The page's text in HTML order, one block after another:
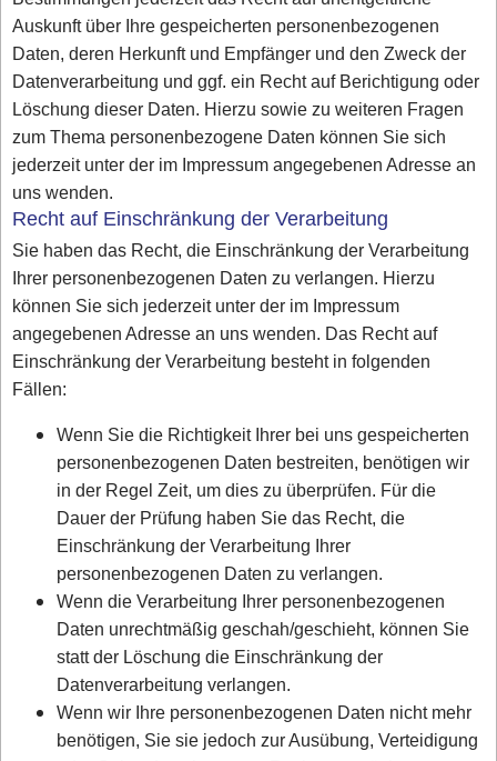
Auskunft über Ihre gespeicherten personenbezogenen
Daten, deren Herkunft und Empfänger und den Zweck der
Datenverarbeitung und ggf. ein Recht auf Berichtigung oder
Löschung dieser Daten. Hierzu sowie zu weiteren Fragen
zum Thema personenbezogene Daten können Sie sich
jederzeit unter der im Impressum angegebenen Adresse an
uns wenden.
Recht auf Einschränkung der Verarbeitung
Sie haben das Recht, die Einschränkung der Verarbeitung
Ihrer personenbezogenen Daten zu verlangen. Hierzu
können Sie sich jederzeit unter der im Impressum
angegebenen Adresse an uns wenden. Das Recht auf
Einschränkung der Verarbeitung besteht in folgenden
Fällen:
Wenn Sie die Richtigkeit Ihrer bei uns gespeicherten
personenbezogenen Daten bestreiten, benötigen wir
in der Regel Zeit, um dies zu überprüfen. Für die
Dauer der Prüfung haben Sie das Recht, die
Einschränkung der Verarbeitung Ihrer
personenbezogenen Daten zu verlangen.
Wenn die Verarbeitung Ihrer personenbezogenen
Daten unrechtmäßig geschah/geschieht, können Sie
statt der Löschung die Einschränkung der
Datenverarbeitung verlangen.
Wenn wir Ihre personenbezogenen Daten nicht mehr
benötigen, Sie sie jedoch zur Ausübung, Verteidigung